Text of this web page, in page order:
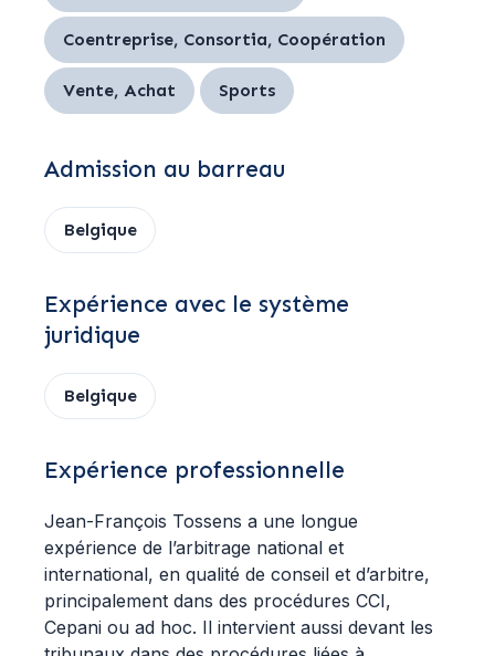
Coentreprise, Consortia, Coopération
Vente, Achat Sports
Admission au barreau
Belgique
Expérience avec le système
juridique
Belgique
Expérience professionnelle
Jean-François Tossens a une longue
expérience de l’arbitrage national et
international, en qualité de conseil et d’arbitre,
principalement dans des procédures CCI,
Cepani ou ad hoc. Il intervient aussi devant les